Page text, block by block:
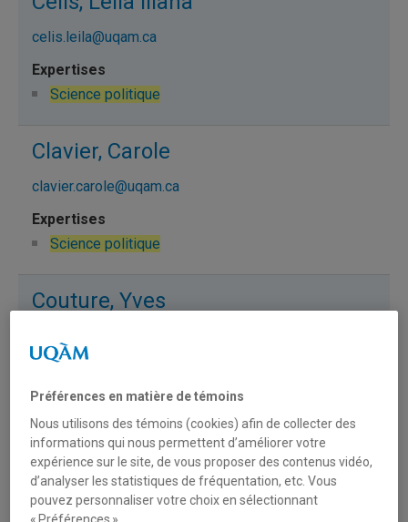
celis.leila@uqam.ca
Science politique
Clavier, Carole
clavier.carole@uqam.ca
Science politique
Couture, Yves
Science politique
D'Aoust, Anne-Marie
daoust.anne-marie@uqam.ca
Préférences en matière de témoins
Nous utilisons des témoins (cookies) afin de collecter des
informations qui nous permettent d’améliorer votre
expérience sur le site, de vous proposer des contenus vidéo,
d’analyser les statistiques de fréquentation, etc. Vous
pouvez personnaliser votre choix en sélectionnant